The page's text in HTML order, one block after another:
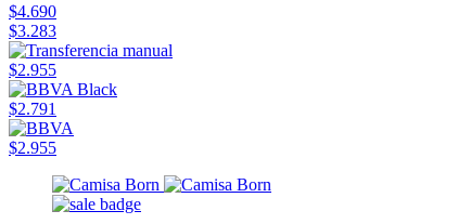
$4.690
$3.283
$2.955
$2.791
$2.955